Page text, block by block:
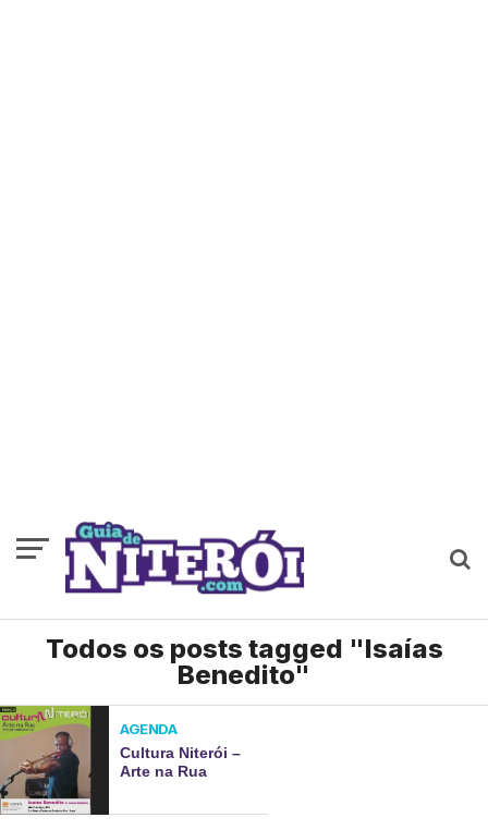
Todos os posts tagged "Isaías
Benedito"
AGENDA
Cultura Niterói –
Arte na Rua